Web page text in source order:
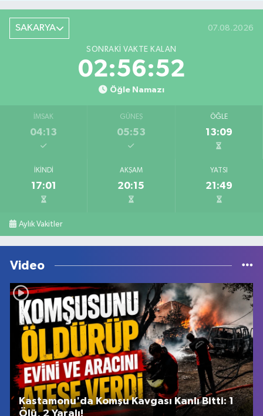
SAKARYA 07.08.2026
SONRAKI VAKTE KALAN
02:56:52
Öğle Namazı
İMSAK
04:13
GÜNEŞ
05:53
ÖĞLE
13:09
İKINDI
17:01
AKŞAM
20:15
YATSI
21:49
Aylık Vakitler
Video
Kastamonu'da Komşu Kavgası Kanlı Bitti: 1
Ölü, 2 Yaralı!